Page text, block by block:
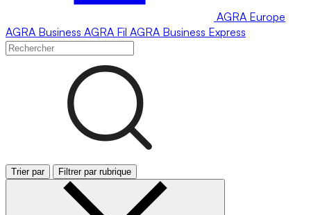
AGRA Europe
AGRA Business AGRA Fil AGRA Business Express
Trier par Filtrer par rubrique